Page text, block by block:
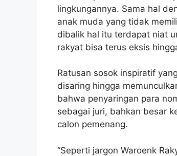
lingkungannya. Sama hal
anak muda yang tidak
dibalik hal itu terdapat niat
rakyat bisa terus eksis
Ratusan sosok inspiratif
disaring hingga
bahwa penyaringan para
sebagai juri, bahkan besar
calon pemenang.
“Seperti jargon Waroenk